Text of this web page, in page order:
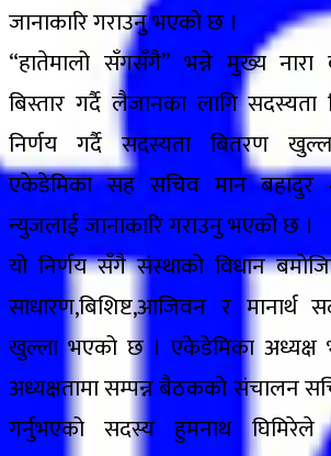
जानाकारि गराउनु भएको छ ।
“हातेमालो सँगसँगै” भन्ने मुख्य
बिस्तार गर्दै लैजानका लागि सदस्यता
निर्णय गर्दै सदस्यता बितरण
एकेडेमिका सह सचिव मान बहादुर
न्युजलाई जानाकारि गराउनु भएको छ ।
यो निर्णय सँगै संस्थाको विधान
साधारण,बिशिष्ट,आजिवन र मानार्थ
खुल्ला भएको छ । एकेडेमिका अध्यक्ष
अध्यक्षतामा सम्पन्न बैठकको संचालन
गर्नुभएको सदस्य हुमनाथ घिमिरेले